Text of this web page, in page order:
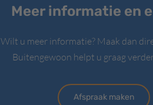
Meer informatie en
Wilt u meer informatie? Maak dan
Buitengewoon helpt u graag
Afspraak maken